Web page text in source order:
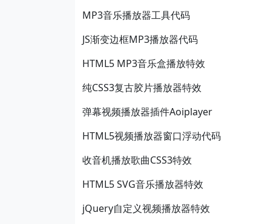
MP3音乐播放器工具代码
JS渐变边框MP3播放器代码
HTML5 MP3音乐盒播放特效
纯CSS3复古胶片播放器特效
弹幕视频播放器插件Aoiplayer
HTML5视频播放器窗口浮动代码
收音机播放歌曲CSS3特效
HTML5 SVG音乐播放器特效
jQuery自定义视频播放器特效